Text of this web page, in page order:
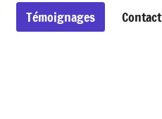
Témoignages Contact